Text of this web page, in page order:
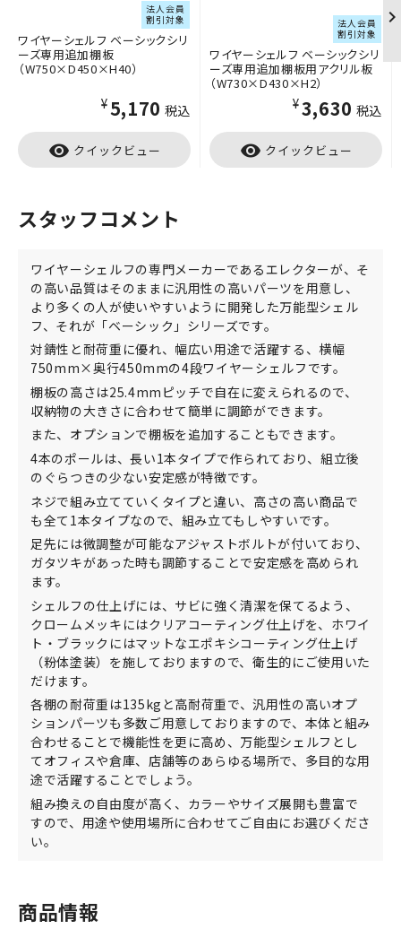
法人会員
割引対象
ワイヤーシェルフ ベーシックシリ
ーズ専用追加棚板
（W750×D450×H40）
¥5,170 税込
visibility クイックビュー
法人会員
割引対象
ワイヤーシェルフ ベーシックシリ
ーズ専用追加棚板用アクリル板
（W730×D430×H2）
¥3,630 税込
visibility クイックビュー
スタッフコメント
ワイヤーシェルフの専門メーカーであるエレクターが、そ
の高い品質はそのままに汎用性の高いパーツを用意し、
より多くの人が使いやすいように開発した万能型シェル
フ、それが「ベーシック」シリーズです。
対錆性と耐荷重に優れ、幅広い用途で活躍する、横幅
750mm×奥行450mmの4段ワイヤーシェルフです。
棚板の高さは25.4mmピッチで自在に変えられるので、
収納物の大きさに合わせて簡単に調節ができます。
また、オプションで棚板を追加することもできます。
4本のポールは、長い1本タイプで作られており、組立後
のぐらつきの少ない安定感が特徴です。
ネジで組み立てていくタイプと違い、高さの高い商品で
も全て1本タイプなので、組み立てもしやすいです。
足先には微調整が可能なアジャストボルトが付いており、
ガタツキがあった時も調節することで安定感を高められ
ます。
シェルフの仕上げには、サビに強く清潔を保てるよう、
クロームメッキにはクリアコーティング仕上げを、ホワイ
ト・ブラックにはマットなエポキシコーティング仕上げ
（粉体塗装）を施しておりますので、衛生的にご使用いた
だけます。
各棚の耐荷重は135kgと高耐荷重で、汎用性の高いオプ
ションパーツも多数ご用意しておりますので、本体と組み
合わせることで機能性を更に高め、万能型シェルフとし
てオフィスや倉庫、店舗等のあらゆる場所で、多目的な用
途で活躍することでしょう。
組み換えの自由度が高く、カラーやサイズ展開も豊富で
すので、用途や使用場所に合わせてご自由にお選びくださ
い。
商品情報